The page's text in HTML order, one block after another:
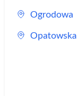
Ogrodowa
Opatowska